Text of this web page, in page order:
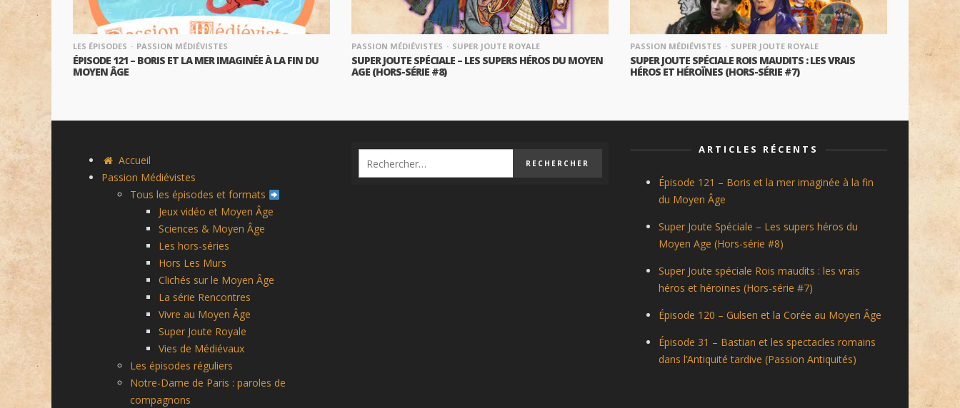
LES ÉPISODES PASSION MÉDIÉVISTES
ÉPISODE 121 – BORIS ET LA MER IMAGINÉE À LA FIN DU
MOYEN ÂGE
PASSION MÉDIÉVISTES SUPER JOUTE ROYALE
SUPER JOUTE SPÉCIALE – LES SUPERS HÉROS DU MOYEN
AGE (HORS-SÉRIE #8)
PASSION MÉDIÉVISTES SUPER JOUTE ROYALE
SUPER JOUTE SPÉCIALE ROIS MAUDITS : LES VRAIS
HÉROS ET HÉROÏNES (HORS-SÉRIE #7)
Accueil
Passion Médiévistes
Tous les épisodes et formats
Jeux vidéo et Moyen Âge
Sciences & Moyen Âge
Les hors-séries
Hors Les Murs
Clichés sur le Moyen Âge
La série Rencontres
Vivre au Moyen Âge
Super Joute Royale
Vies de Médiévaux
Les épisodes réguliers
Notre-Dame de Paris : paroles de
compagnons
ARTICLES RÉCENTS
Épisode 121 – Boris et la mer imaginée à la fin
du Moyen Âge
Super Joute Spéciale – Les supers héros du
Moyen Age (Hors-série #8)
Super Joute spéciale Rois maudits : les vrais
héros et héroïnes (Hors-série #7)
Épisode 120 – Gulsen et la Corée au Moyen Âge
Épisode 31 – Bastian et les spectacles romains
dans l’Antiquité tardive (Passion Antiquités)